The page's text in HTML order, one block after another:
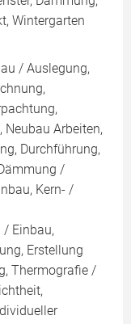
Wintergarten
/ Auslegung,
Neubau Arbeiten,
Durchführung,
/
Kern- /
Einbau,
Erstellung
Thermografie /